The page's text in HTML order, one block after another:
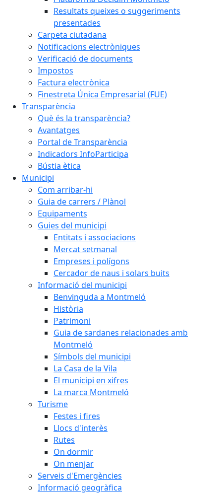
Resultats queixes o suggeriments
presentades
Carpeta ciutadana
Notificacions electròniques
Verificació de documents
Impostos
Factura electrònica
Finestreta Única Empresarial (FUE)
Transparència
Què és la transparència?
Avantatges
Portal de Transparència
Indicadors InfoParticipa
Bústia ètica
Municipi
Com arribar-hi
Guia de carrers / Plànol
Equipaments
Guies del municipi
Entitats i associacions
Mercat setmanal
Empreses i polígons
Cercador de naus i solars buits
Informació del municipi
Benvinguda a Montmeló
Història
Patrimoni
Guia de sardanes relacionades amb
Montmeló
Símbols del municipi
La Casa de la Vila
El municipi en xifres
La marca Montmeló
Turisme
Festes i fires
Llocs d'interès
Rutes
On dormir
On menjar
Serveis d'Emergències
Informació geogràfica